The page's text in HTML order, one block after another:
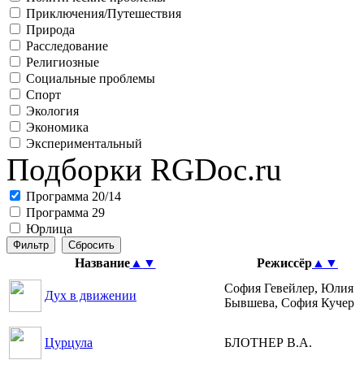
Приключения/Путешествия
Природа
Расследование
Религиозные
Социальные проблемы
Спорт
Экология
Экономика
Экспериментальный
Подборки RGDoc.ru
Программа 20/14
Программа 29
Юрлица
Название▲ ▼ Режиссёр ▲ ▼
Дух в движении
София Гевейлер, Юлия
Бывшева, София Кучер
Цурцула БЛОТНЕР В.А.